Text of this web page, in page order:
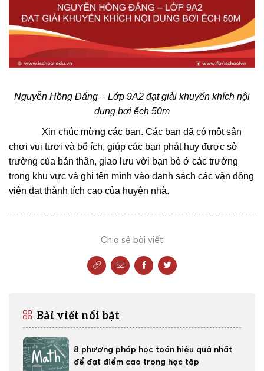
Nguyễn Hồng Đăng – Lớp 9A2 đạt giải khuyến khích nội
dung bơi ếch 50m
Xin chúc mừng các bạn. Các bạn đã có một sân
chơi vui tươi và bổ ích, giúp các bạn phát huy được sở
trường của bản thân, giao lưu với bạn bè ở các trường
trong khu vực và ghi tên mình vào danh sách các vận động
viên đạt thành tích cao của huyện nhà.
Chia sẻ bài viết
Bài viết nổi bật
8 phương pháp học toán hiệu quả nhất
để đạt điểm cao trong học tập